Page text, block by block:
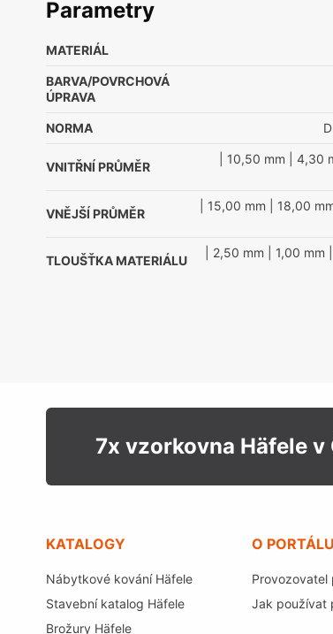
Parametry
MATERIÁL
BARVA/POVRCHOVÁ
ÚPRAVA
NORMA
VNITŘNÍ PRŮMĚR
| 10,50 mm | 4,30
VNĚJŠÍ PRŮMĚR
| 15,00 mm | 18,00
TLOUŠŤKA MATERIÁLU
| 2,50 mm | 1,00 mm
7x vzorkovna Häfele v
KATALOGY
Nábytkové kování Häfele
Stavební katalog Häfele
Brožury Häfele
O PORTÁLU
Provozovatel
Jak používat